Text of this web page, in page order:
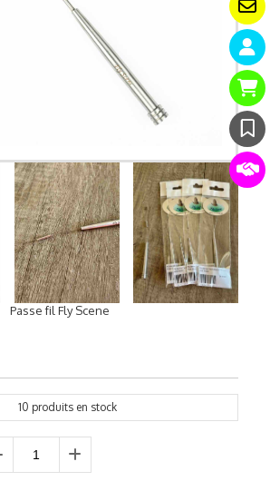
Passe fil Fly Scene
10 produits en stock